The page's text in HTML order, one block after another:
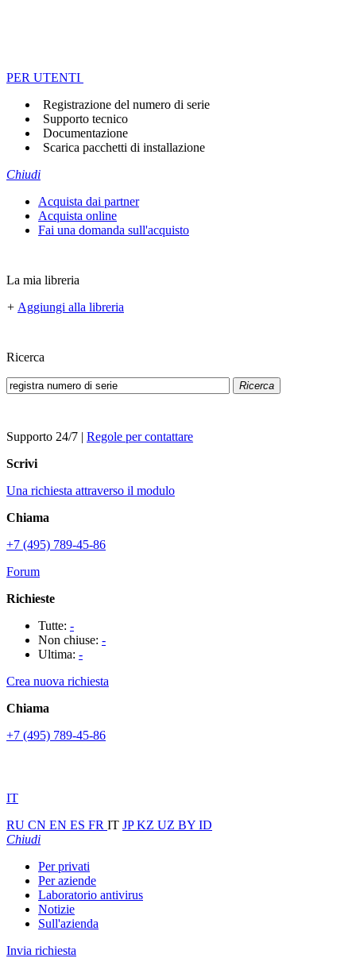
PER UTENTI
Registrazione del numero di serie
Supporto tecnico
Documentazione
Scarica pacchetti di installazione
Chiudi
Acquista dai partner
Acquista online
Fai una domanda sull'acquisto
La mia libreria
+ Aggiungi alla libreria
Ricerca
Ricerca
Supporto 24/7 | Regole per contattare
Scrivi
Una richiesta attraverso il modulo
Chiama
+7 (495) 789-45-86
Forum
Richieste
Tutte: -
Non chiuse: -
Ultima: -
Crea nuova richiesta
Chiama
+7 (495) 789-45-86
IT
RU CN EN ES FR IT JPKZ UZ BY ID
Chiudi
Per privati
Per aziende
Laboratorio antivirus
Notizie
Sull'azienda
Invia richiesta